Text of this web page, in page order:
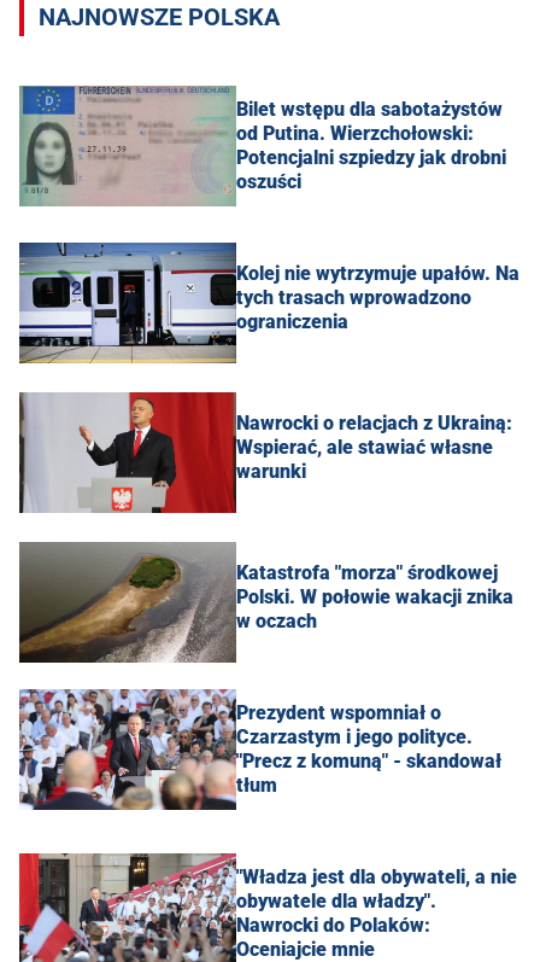
NAJNOWSZE POLSKA
Bilet wstępu dla sabotażystów
od Putina. Wierzchołowski:
Potencjalni szpiedzy jak drobni
oszuści
Kolej nie wytrzymuje upałów. Na
tych trasach wprowadzono
ograniczenia
Nawrocki o relacjach z Ukrainą:
Wspierać, ale stawiać własne
warunki
Katastrofa "morza" środkowej
Polski. W połowie wakacji znika
w oczach
Prezydent wspomniał o
Czarzastym i jego polityce.
"Precz z komuną" - skandował
tłum
"Władza jest dla obywateli, a nie
obywatele dla władzy".
Nawrocki do Polaków:
Oceniajcie mnie